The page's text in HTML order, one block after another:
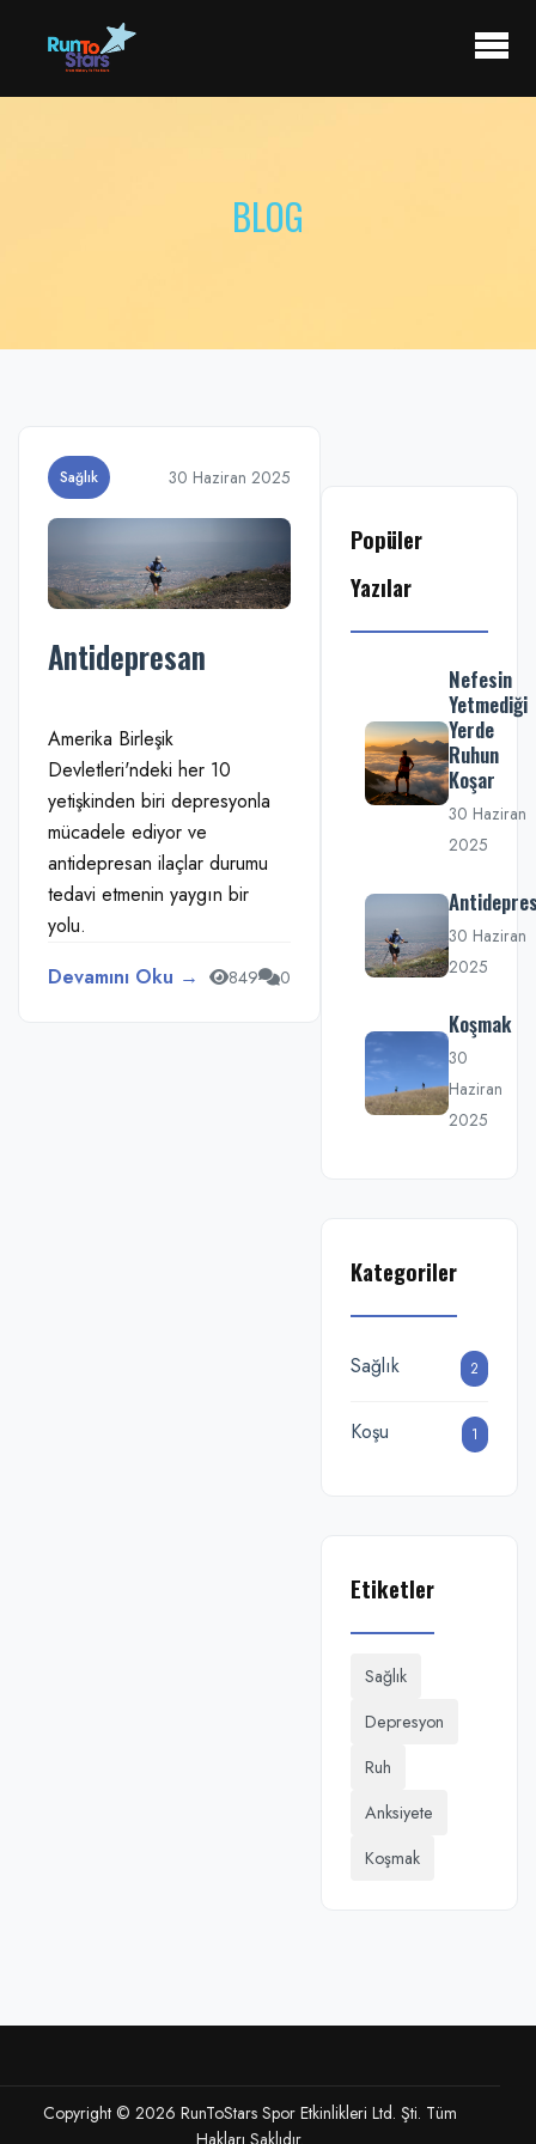
BLOG
Sağlık 30 Haziran 2025
Antidepresan
Amerika Birleşik
Devletleri'ndeki her 10
yetişkinden biri depresyonla
mücadele ediyor ve
antidepresan ilaçlar durumu
tedavi etmenin yaygın bir
yolu.
Devamını Oku →
849 0
Popüler
Yazılar
Nefesin
Yetmediği
Yerde
Ruhun
Koşar
30 Haziran
2025
30 Haziran
2025
Koşmak
30
Haziran
2025
Kategoriler
Sağlık 2
Koşu 1
Etiketler
Sağlık
Depresyon
Ruh
Anksiyete
Koşmak
Copyright © 2026 RunToStars Spor Etkinlikleri Ltd. Şti. Tüm
Hakları Saklıdır.